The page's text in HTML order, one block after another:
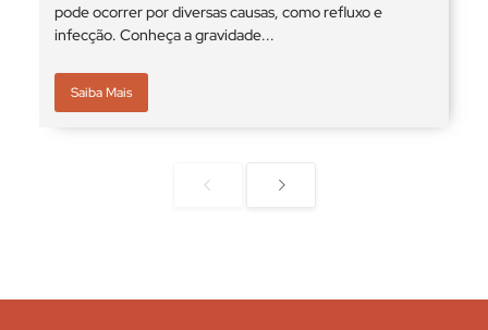
pode ocorrer por diversas causas, como refluxo e
infecção. Conheça a gravidade...
Saiba Mais